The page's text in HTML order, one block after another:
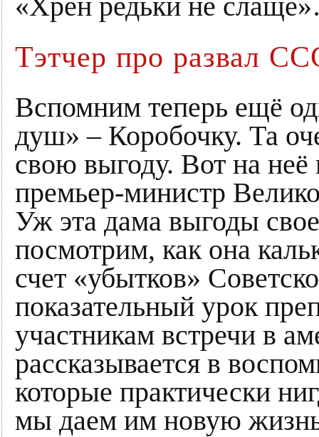
«Хрен редьки не
Тэтчер про развал
Вспомним теперь ещё
душ» – Коробочку. Та
свою выгоду. Вот на
премьер-министр
Уж эта дама выгоды
посмотрим, как она
счет «убытков»
показательный урок
участникам встречи в
рассказывается в
которые практически
мы даем им новую